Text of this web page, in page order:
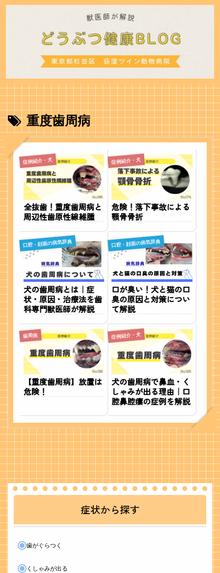
重度歯周病
症例紹介・犬
全抜歯！重度歯周病と
周辺性歯原性線維腫
症例紹介・犬
危険！落下事故による
顎骨骨折
口腔・顔面の病気辞典
犬の歯周病とは｜症
状・原因・治療法を歯
科専門獣医師が解説
口腔・顔面の病気辞典
口が臭い！犬と猫の口
臭の原因と対策につい
て解説
歯周病
【重度歯周病】放置は
危険！
症例紹介・犬
犬の歯周病で鼻血・く
しゃみが出る理由｜口
腔鼻腔瘻の症例を解説
症状から探す
歯がぐらつく
くしゃみが出る